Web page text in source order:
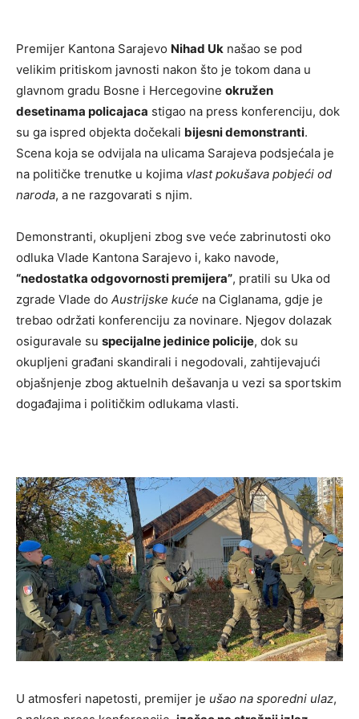
Premijer Kantona Sarajevo Nihad Uk našao se pod
velikim pritiskom javnosti nakon što je tokom dana u
glavnom gradu Bosne i Hercegovine okružen
desetinama policajaca stigao na press konferenciju, dok
su ga ispred objekta dočekali bijesni demonstranti.
Scena koja se odvijala na ulicama Sarajeva podsjećala je
na političke trenutke u kojima vlast pokušava pobjeći od
naroda, a ne razgovarati s njim.
Demonstranti, okupljeni zbog sve veće zabrinutosti oko
odluka Vlade Kantona Sarajevo i, kako navode,
“nedostatka odgovornosti premijera”, pratili su Uka od
zgrade Vlade do Austrijske kuće na Ciglanama, gdje je
trebao održati konferenciju za novinare. Njegov dolazak
osiguravale su specijalne jedinice policije, dok su
okupljeni građani skandirali i negodovali, zahtijevajući
objašnjenje zbog aktuelnih dešavanja u vezi sa sportskim
događajima i političkim odlukama vlasti.
U atmosferi napetosti, premijer je ušao na sporedni ulaz,